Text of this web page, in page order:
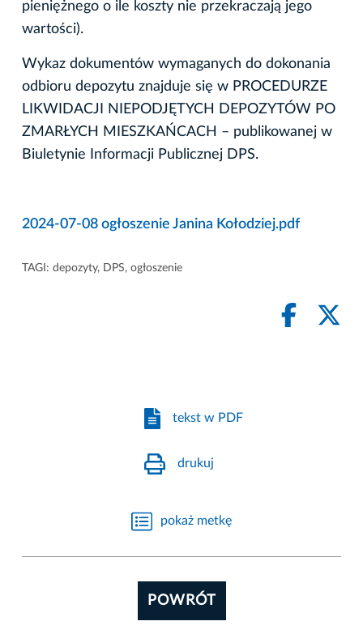
pieniężnego o ile koszty nie przekraczają jego
wartości).
Wykaz dokumentów wymaganych do dokonania
odbioru depozytu znajduje się w PROCEDURZE
LIKWIDACJI NIEPODJĘTYCH DEPOZYTÓW PO
ZMARŁYCH MIESZKAŃCACH – publikowanej w
Biuletynie Informacji Publicznej DPS.
2024-07-08 ogłoszenie Janina Kołodziej.pdf
TAGI: depozyty, DPS, ogłoszenie
tekst w PDF
drukuj
pokaż metkę
POWRÓT